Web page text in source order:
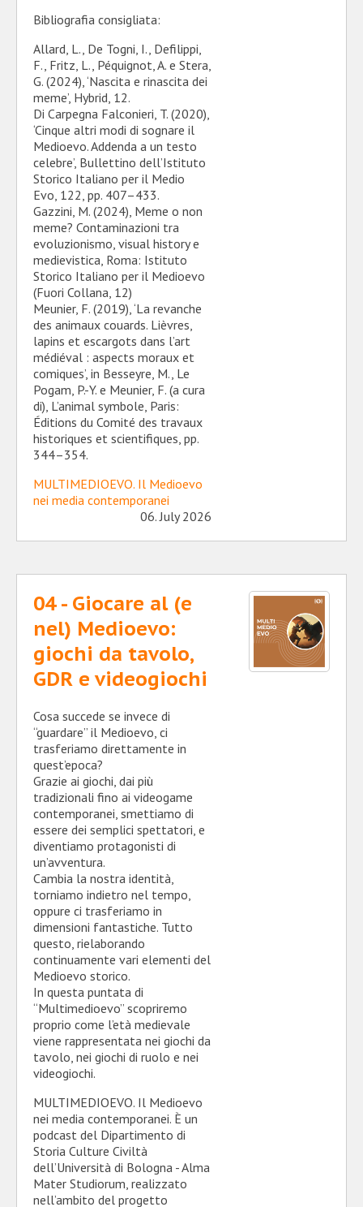
Bibliografia consigliata:
Allard, L., De Togni, I., Defilippi,
F., Fritz, L., Péquignot, A. e Stera,
G. (2024), ‘Nascita e rinascita dei
meme’, Hybrid, 12.
Di Carpegna Falconieri, T. (2020),
‘Cinque altri modi di sognare il
Medioevo. Addenda a un testo
celebre’, Bullettino dell’Istituto
Storico Italiano per il Medio
Evo, 122, pp. 407–433.
Gazzini, M. (2024), Meme o non
meme? Contaminazioni tra
evoluzionismo, visual history e
medievistica, Roma: Istituto
Storico Italiano per il Medioevo
(Fuori Collana, 12)
Meunier, F. (2019), ‘La revanche
des animaux couards. Lièvres,
lapins et escargots dans l’art
médiéval : aspects moraux et
comiques’, in Besseyre, M., Le
Pogam, P.-Y. e Meunier, F. (a cura
di), L’animal symbole, Paris:
Éditions du Comité des travaux
historiques et scientifiques, pp.
344–354.
MULTIMEDIOEVO. Il Medioevo
nei media contemporanei
06. July 2026
04 - Giocare al (e
nel) Medioevo:
giochi da tavolo,
GDR e videogiochi
Cosa succede se invece di
“guardare” il Medioevo, ci
trasferiamo direttamente in
quest’epoca?
Grazie ai giochi, dai più
tradizionali fino ai videogame
contemporanei, smettiamo di
essere dei semplici spettatori, e
diventiamo protagonisti di
un’avventura.
Cambia la nostra identità,
torniamo indietro nel tempo,
oppure ci trasferiamo in
dimensioni fantastiche. Tutto
questo, rielaborando
continuamente vari elementi del
Medioevo storico.
In questa puntata di
“Multimedioevo” scopriremo
proprio come l’età medievale
viene rappresentata nei giochi da
tavolo, nei giochi di ruolo e nei
videogiochi.
MULTIMEDIOEVO. Il Medioevo
nei media contemporanei. È un
podcast del Dipartimento di
Storia Culture Civiltà
dell’Università di Bologna - Alma
Mater Studiorum, realizzato
nell’ambito del progetto